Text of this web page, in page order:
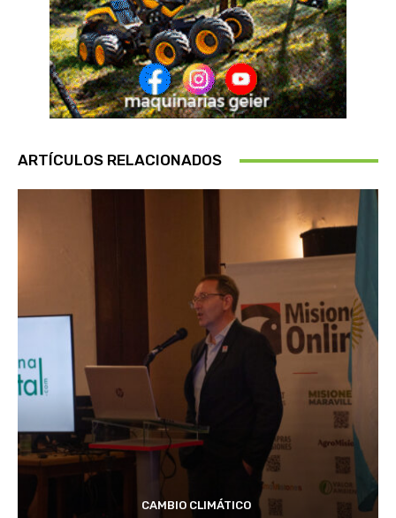
ARTÍCULOS RELACIONADOS
CAMBIO CLIMÁTICO